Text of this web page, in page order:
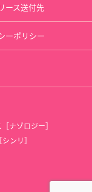
ース送付先
ーポリシー
ナゾロジー］
ンリ］